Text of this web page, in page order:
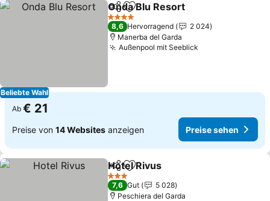
Beliebte Wahl
TeilenZu Favoriten hinzufügen
Onda Blu Resort
4 Sterne
8,6 Hervorragend
2 024
Manerba del Garda
Außenpool mit Seeblick
Ab € 21
Preise von 14 Websites anzeigen Preise sehen
TeilenZu Favoriten hinzufügen
Hotel Rivus
3 Sterne
7,6 Gut
5 028
Peschiera del Garda